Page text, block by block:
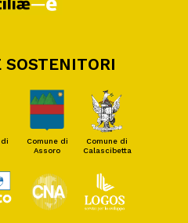
SOSTENITORI
di
Comune di
Assoro
Comune di
Calascibetta